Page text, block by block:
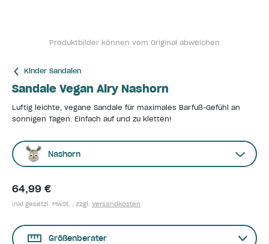
Produktbilder können vom Original abweichen
Kinder Sandalen
Sandale Vegan Airy Nashorn
Luftig leichte, vegane Sandale für maximales Barfuß-Gefühl an
sonnigen Tagen. Einfach auf und zu kletten!
Nashorn
64,99 €
inkl gesetzl. MwSt. , zzgl. Versandkosten
Größenberater